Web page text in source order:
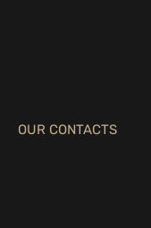
OUR CONTACTS